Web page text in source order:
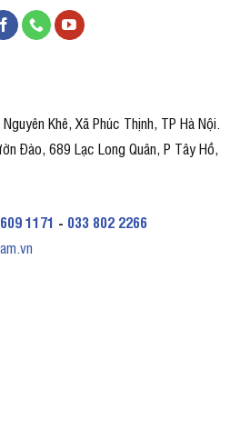
Khê, Xã Phúc Thịnh, TP Hà Nội.
Đào, 689 Lạc Long Quân, P Tây Hồ,
1171 - 033 802 2266